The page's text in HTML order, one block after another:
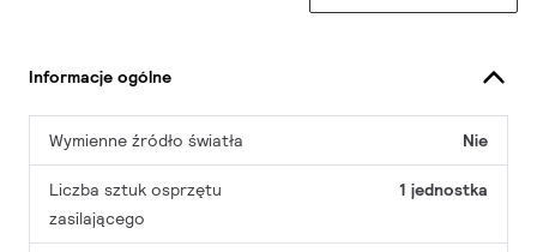
Informacje ogólne
Wymienne źródło światła Nie
Liczba sztuk osprzętu
zasilającego
1 jednostka